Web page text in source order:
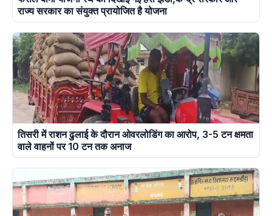
राज्य सरकार का संयुक्त प्रायोजित है योजना
तिसरी में राशन ढुलाई के दौरान ओवरलोडिंग का आरोप, 3-5 टन क्षमता
वाले वाहनों पर 10 टन तक अनाज